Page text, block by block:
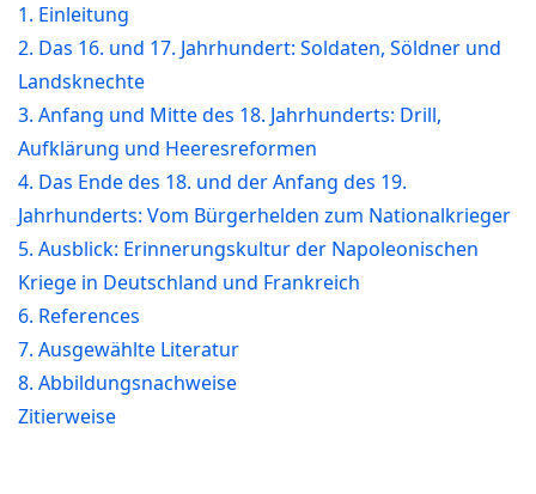
1. Einleitung
2. Das 16. und 17. Jahrhundert: Soldaten, Söldner und
Landsknechte
3. Anfang und Mitte des 18. Jahrhunderts: Drill,
Aufklärung und Heeresreformen
4. Das Ende des 18. und der Anfang des 19.
Jahrhunderts: Vom Bürgerhelden zum Nationalkrieger
5. Ausblick: Erinnerungskultur der Napoleonischen
Kriege in Deutschland und Frankreich
6. References
7. Ausgewählte Literatur
8. Abbildungsnachweise
Zitierweise